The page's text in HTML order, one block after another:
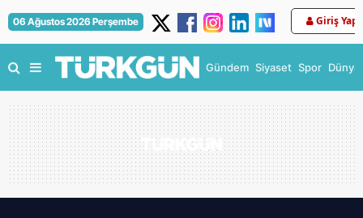
06 Ağustos 2026 Perşembe Giriş Yap
Gündem Siyaset Spor Dünya